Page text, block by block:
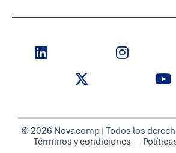
© 2026 Novacomp | Todos los
Términos y condiciones